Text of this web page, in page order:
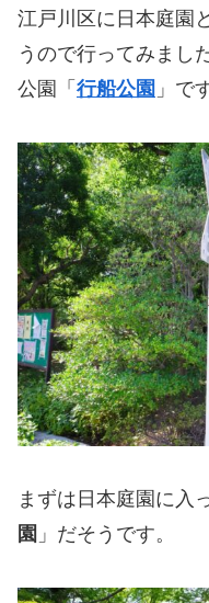
江戸川区に日本庭園
うので行ってみまし
公園「 行船公園 」で
まずは日本庭園に入
園 」だそうです。